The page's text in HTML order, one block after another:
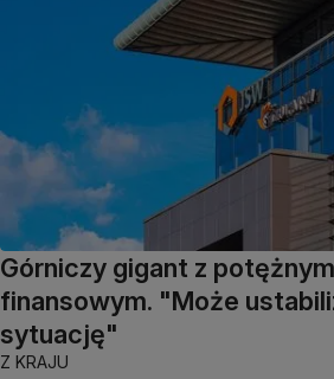
Górniczy gigant z
finansowym. "Może
sytuację"
Z KRAJU